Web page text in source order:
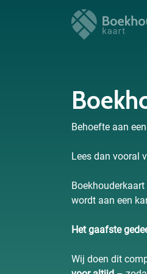
Behoefte aan
Lees dan vooral
wordt aan een
Het gaafste
Wij doen dit